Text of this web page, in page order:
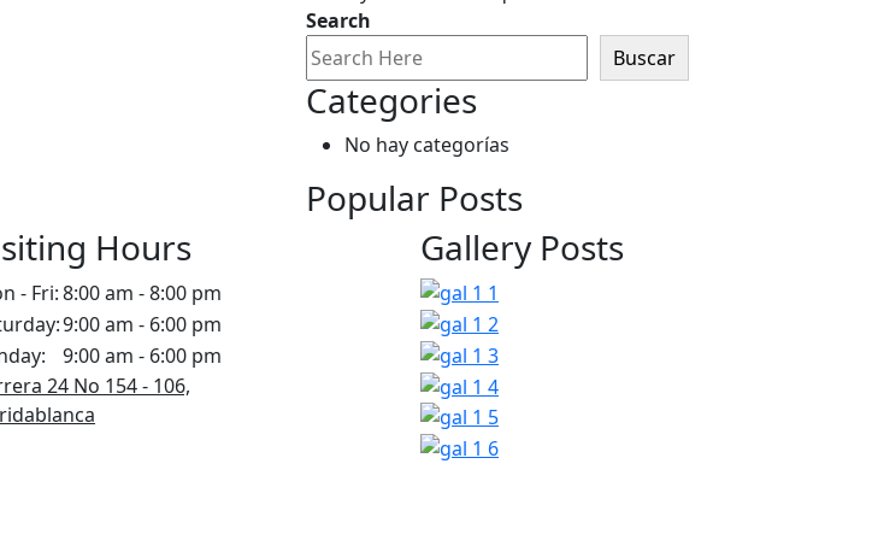
Search
Buscar
Categories
No hay categorías
Popular Posts
Hours
- Fri:8:00 am - 8:00 pm
9:00 am - 6:00 pm
9:00 am - 6:00 pm
24 No 154 - 106,
Gallery Posts